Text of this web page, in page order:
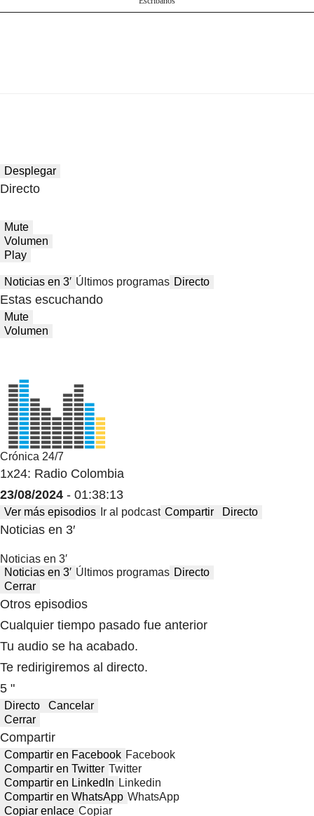
Desplegar
Directo
Mute
Volumen
Play
Noticias en 3′ Últimos programas Directo
Estas escuchando
Mute
Volumen
Crónica 24/7
1x24: Radio Colombia
23/08/2024 - 01:38:13
Ver más episodios Ir al podcast Compartir Directo
Noticias en 3′
Noticias en 3′
Noticias en 3′ Últimos programas Directo
Cerrar
Otros episodios
Cualquier tiempo pasado fue anterior
Tu audio se ha acabado.
Te redirigiremos al directo.
5 "
Directo
Cancelar
Cerrar
Compartir
Compartir en Facebook Facebook
Compartir en Twitter Twitter
Compartir en LinkedIn Linkedin
Compartir en WhatsApp WhatsApp
Copiar enlace Copiar